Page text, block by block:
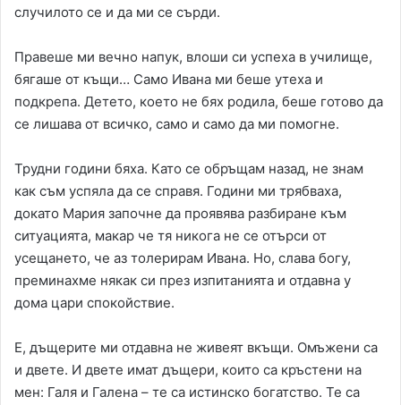
случилото се и да ми се сърди.
Правеше ми вечно напук, влоши си успеха в училище,
бягаше от къщи… Само Ивана ми беше утеха и
подкрепа. Детето, което не бях родила, беше готово да
се лишава от всичко, само и само да ми помогне.
Трудни години бяха. Като се обръщам назад, не знам
как съм успяла да се справя. Години ми трябваха,
докато Мария започне да проявява разбиране към
ситуацията, макар че тя никога не се отърси от
усещането, че аз толерирам Ивана. Но, слава богу,
преминахме някак си през изпитанията и отдавна у
дома цари спокойствие.
Е, дъщерите ми отдавна не живеят вкъщи. Омъжени са
и двете. И двете имат дъщери, които са кръстени на
мен: Галя и Галена – те са истинско богатство. Те са